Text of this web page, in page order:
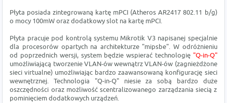
Płyta posiada zintegrowaną kartę mPCI (Atheros AR2417 802.11 b/g)
o mocy 100mW oraz dodatkowy slot na kartę mPCI.
Płyta pracuje pod kontrolą systemu Mikrotik V3 napisanej specjalnie
dla procesorów opartych na architekturze "mipsbe". W odróżnieniu
od poprzednich wersji, system będzie wspierać technologię "Q-in-Q"
umożliwiającą tworzenie VLAN-ów wewnątrz VLAN-ów (zagnieżdżone
sieci virtualne) umożliwiając bardzo zaawansowaną konfigurację sieci
wewnętrznej. Technologia "Q-in-Q" niesie za sobą bardzo duże
oszczędności oraz możliwość scentralizowanego zarządzania siecią z
pominięciem dodatkowych urządzeń.